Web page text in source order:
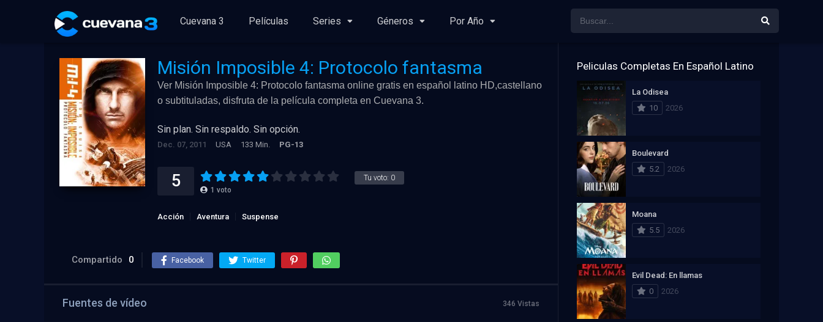
Cuevana 3 Películas Series Géneros Por Año
Misión Imposible 4: Protocolo fantasma
Ver Misión Imposible 4: Protocolo fantasma online gratis en español latino HD,castellano
o subtituladas, disfruta de la película completa en Cuevana 3.
Sin plan. Sin respaldo. Sin opción.
Dec. 07, 2011 USA 133 Min. PG-13
Tu voto: 0
5 1 voto
Acción Aventura Suspense
Compartido 0 Facebook Twitter
Fuentes de vídeo 346 Vistas
Peliculas Completas En Español Latino
La Odisea
10
2026
Boulevard
5.2
2026
Moana
5.5
2026
Evil Dead: En llamas
0
2026